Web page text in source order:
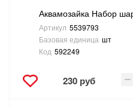
Аквамозайка Набор
Артикул 5539793
Базовая единица шт
Код 592249
230 руб